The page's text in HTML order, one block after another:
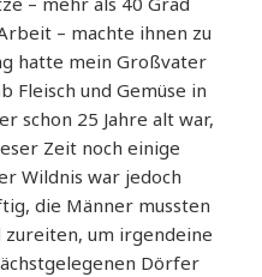
– machte ihnen zu
hatte mein Großvater
Fleisch und Gemüse in
schon 25 Jahre alt war,
Zeit noch einige
Wildnis war jedoch
die Männer mussten
um irgendeine
Dörfer